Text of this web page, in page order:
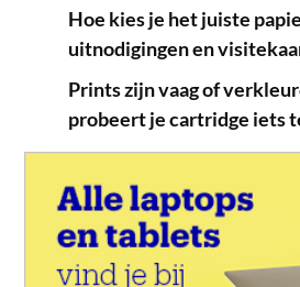
Hoe kies je het juiste
uitnodigingen en
Prints zijn vaag of
probeert je cartridge iets